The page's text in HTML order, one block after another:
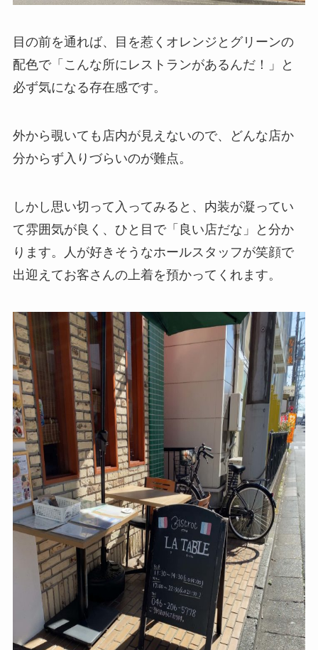
目の前を通れば、目を惹くオレンジとグリーンの
配色で「こんな所にレストランがあるんだ！」と
必ず気になる存在感です。
外から覗いても店内が見えないので、どんな店か
分からず入りづらいのが難点。
しかし思い切って入ってみると、内装が凝ってい
て雰囲気が良く、ひと目で「良い店だな」と分か
ります。人が好きそうなホールスタッフが笑顔で
出迎えてお客さんの上着を預かってくれます。